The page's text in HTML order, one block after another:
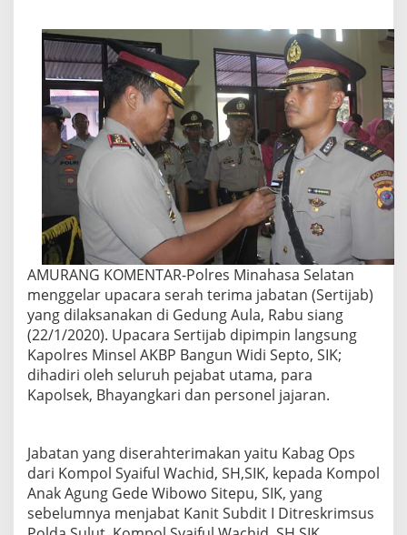
SITEPU
AMURANG KOMENTAR-Polres Minahasa Selatan
menggelar upacara serah terima jabatan (Sertijab)
yang dilaksanakan di Gedung Aula, Rabu siang
(22/1/2020). Upacara Sertijab dipimpin langsung
Kapolres Minsel AKBP Bangun Widi Septo, SIK;
dihadiri oleh seluruh pejabat utama, para
Kapolsek, Bhayangkari dan personel jajaran.
Jabatan yang diserahterimakan yaitu Kabag Ops
dari Kompol Syaiful Wachid, SH,SIK, kepada Kompol
Anak Agung Gede Wibowo Sitepu, SIK, yang
sebelumnya menjabat Kanit Subdit I Ditreskrimsus